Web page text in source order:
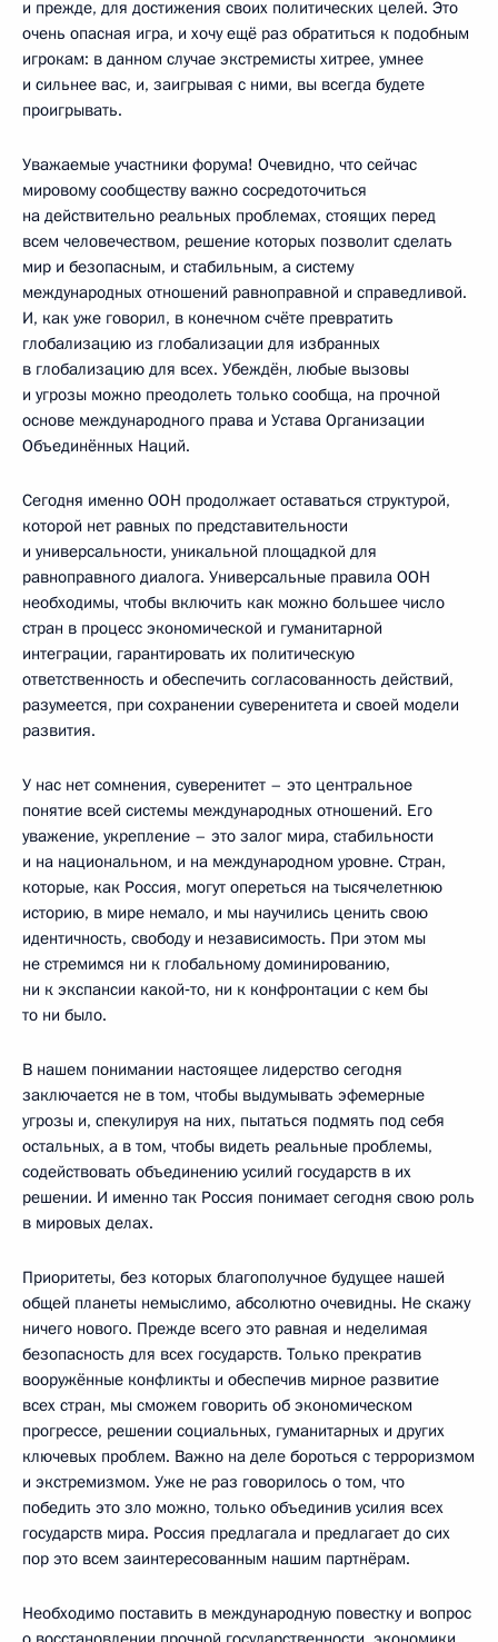
и прежде, для достижения своих политических целей. Это
очень опасная игра, и хочу ещё раз обратиться к подобным
игрокам: в данном случае экстремисты хитрее, умнее
и сильнее вас, и, заигрывая с ними, вы всегда будете
проигрывать.
Уважаемые участники форума! Очевидно, что сейчас
мировому сообществу важно сосредоточиться
на действительно реальных проблемах, стоящих перед
всем человечеством, решение которых позволит сделать
мир и безопасным, и стабильным, а систему
международных отношений равноправной и справедливой.
И, как уже говорил, в конечном счёте превратить
глобализацию из глобализации для избранных
в глобализацию для всех. Убеждён, любые вызовы
и угрозы можно преодолеть только сообща, на прочной
основе международного права и Устава Организации
Объединённых Наций.
Сегодня именно ООН продолжает оставаться структурой,
которой нет равных по представительности
и универсальности, уникальной площадкой для
равноправного диалога. Универсальные правила ООН
необходимы, чтобы включить как можно большее число
стран в процесс экономической и гуманитарной
интеграции, гарантировать их политическую
ответственность и обеспечить согласованность действий,
разумеется, при сохранении суверенитета и своей модели
развития.
У нас нет сомнения, суверенитет – это центральное
понятие всей системы международных отношений. Его
уважение, укрепление – это залог мира, стабильности
и на национальном, и на международном уровне. Стран,
которые, как Россия, могут опереться на тысячелетнюю
историю, в мире немало, и мы научились ценить свою
идентичность, свободу и независимость. При этом мы
не стремимся ни к глобальному доминированию,
ни к экспансии какой‑то, ни к конфронтации с кем бы
то ни было.
В нашем понимании настоящее лидерство сегодня
заключается не в том, чтобы выдумывать эфемерные
угрозы и, спекулируя на них, пытаться подмять под себя
остальных, а в том, чтобы видеть реальные проблемы,
содействовать объединению усилий государств в их
решении. И именно так Россия понимает сегодня свою роль
в мировых делах.
Приоритеты, без которых благополучное будущее нашей
общей планеты немыслимо, абсолютно очевидны. Не скажу
ничего нового. Прежде всего это равная и неделимая
безопасность для всех государств. Только прекратив
вооружённые конфликты и обеспечив мирное развитие
всех стран, мы сможем говорить об экономическом
прогрессе, решении социальных, гуманитарных и других
ключевых проблем. Важно на деле бороться с терроризмом
и экстремизмом. Уже не раз говорилось о том, что
победить это зло можно, только объединив усилия всех
государств мира. Россия предлагала и предлагает до сих
пор это всем заинтересованным нашим партнёрам.
Необходимо поставить в международную повестку и вопрос